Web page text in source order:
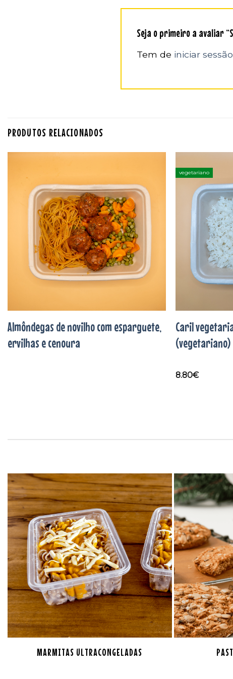
Seja o primeiro a avaliar
Tem de iniciar sessão
PRODUTOS RELACIONADOS
Adicionar
aos
favoritos
Almôndegas de novilho com esparguete,
ervilhas e cenoura
vegetariano
Caril
(vegetariano)
8.80€
MARMITAS ULTRACONGELADAS